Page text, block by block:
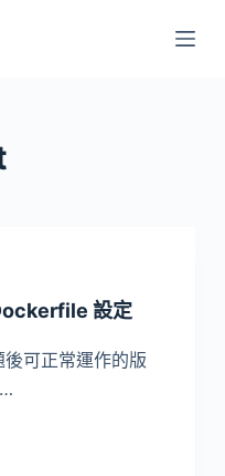
設定
可正常運作的版